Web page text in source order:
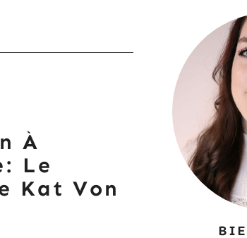
À
Le
Kat Von